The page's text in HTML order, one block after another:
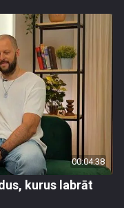
00:04:38
kurus labrāt